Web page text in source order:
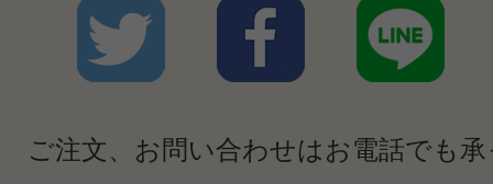
ご注文、お問い合わせはお電話でも